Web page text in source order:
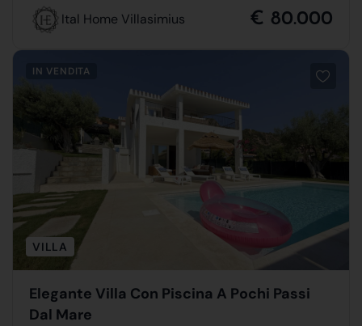
Ital Home Villasimius € 80.000
IN VENDITA
VILLA
Elegante Villa Con Piscina A Pochi Passi
Dal Mare